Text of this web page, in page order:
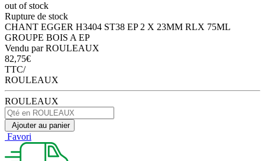
out of stock
Rupture de stock
CHANT EGGER H3404 ST38 EP 2 X 23MM RLX 75ML
GROUPE BOIS A EP
Vendu par ROULEAUX
82,75€
TTC/
ROULEAUX
ROULEAUX
Ajouter au panier
Favori